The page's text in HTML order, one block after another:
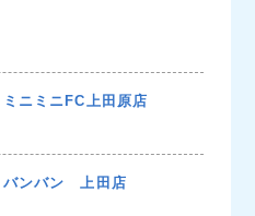
ニミニFC上田原店
ンバン 上田店